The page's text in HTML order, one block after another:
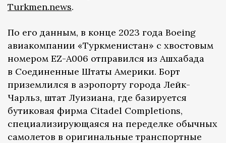
Turkmen.news.
По его данным, в конце 2023 года Boeing
авиакомпании «Туркменистан» с хвостовым
номером EZ-A006 отправился из Ашхабада
в Соединенные Штаты Америки. Борт
приземлился в аэропорту города Лейк-
Чарльз, штат Луизиана, где базируется
бутиковая фирма Citadel Completions,
специализирующаяся на переделке обычных
самолетов в оригинальные транспортные